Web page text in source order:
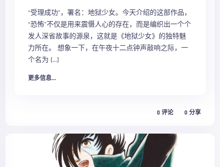
“受理成功”，署名：地狱少女。今天介绍的这部作品，
“恐怖”不仅是用来震慑人心的存在，而是编织出一个个
发人深省故事的源泉，这就是《地狱少女》的独特魅
力所在。 想象一下，在午夜十二点钟声敲响之际，一
个名为 […]
更多信息...
0 评论 0 分享